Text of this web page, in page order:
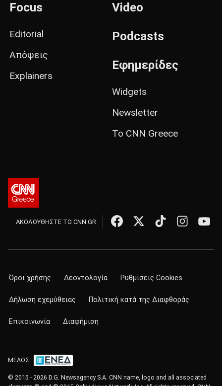
Focus
Editorial
Απόψεις
Explainers
Video
Podcasts
Εφημερίδες
Widgets
Newsletter
Το CNN Greece
ΑΚΟΛΟΥΘΗΣΤΕ ΤΟ CNN.GR
Όροι χρήσης Δεοντολογία Ρυθμίσεις Cookies
Δήλωση εχεμύθειας Πολιτική κατά της Διαφθοράς
Επικοινωνία Διαφήμιση
ΜΕΛΟΣ
© 2015 - 2026 D.G. Newsagency S.A. CNN name, logo and all associated